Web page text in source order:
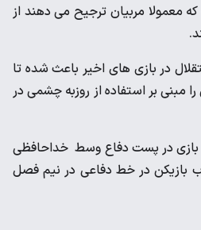
معمولا مربیان ترجیح می دهند از
در بازی های اخیر باعث شده تا
مبنی بر استفاده از روزبه چشمی در
بازی در پست دفاع وسط خداحافظی
بازیکن در خط دفاعی در نیم فصل